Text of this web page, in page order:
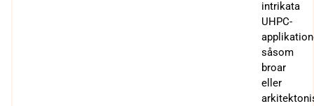
intrikata
UHPC-
såsom
broar
eller